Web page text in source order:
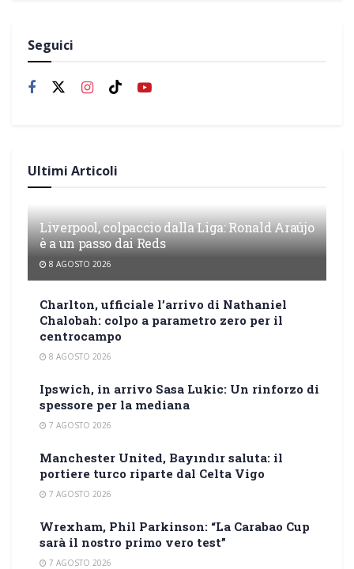
Seguici
Ultimi Articoli
Liverpool, colpaccio dalla Liga: Ronald Araújo
è a un passo dai Reds
8 AGOSTO 2026
Charlton, ufficiale l’arrivo di Nathaniel
Chalobah: colpo a parametro zero per il
centrocampo
8 AGOSTO 2026
Ipswich, in arrivo Sasa Lukic: Un rinforzo di
spessore per la mediana
7 AGOSTO 2026
Manchester United, Bayındır saluta: il
portiere turco riparte dal Celta Vigo
7 AGOSTO 2026
Wrexham, Phil Parkinson: “La Carabao Cup
sarà il nostro primo vero test”
7 AGOSTO 2026